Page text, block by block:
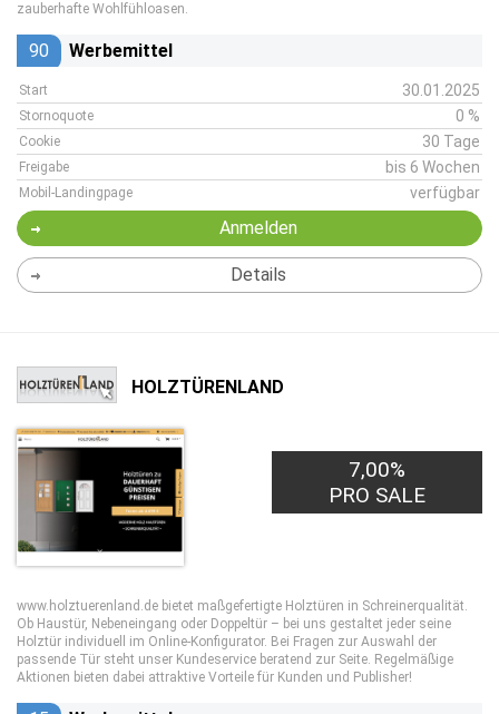
zauberhafte Wohlfühloasen.
90 Werbemittel
Start 30.01.2025
Stornoquote 0 %
Cookie 30 Tage
Freigabe bis 6 Wochen
Mobil-Landingpage verfügbar
Anmelden
Details
HOLZTÜRENLAND
7,00%
PRO SALE
www.holztuerenland.de bietet maßgefertigte Holztüren in Schreinerqualität.
Ob Haustür, Nebeneingang oder Doppeltür – bei uns gestaltet jeder seine
Holztür individuell im Online-Konfigurator. Bei Fragen zur Auswahl der
passende Tür steht unser Kundeservice beratend zur Seite. Regelmäßige
Aktionen bieten dabei attraktive Vorteile für Kunden und Publisher!